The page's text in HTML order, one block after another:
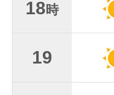
18時
19